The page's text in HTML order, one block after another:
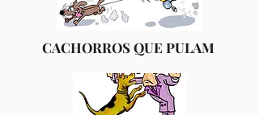
CACHORROS QUE PULAM